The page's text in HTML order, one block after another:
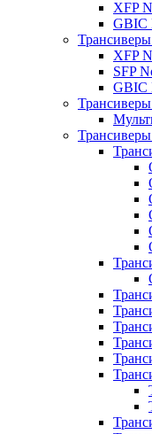
XFP
GBIC
XFP
SFP
GBIC